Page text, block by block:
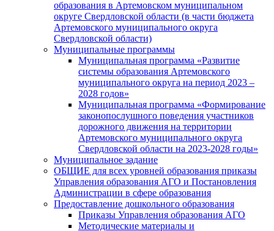
образования в Артемовском муниципальном
округе Свердловской области (в части бюджета
Артемовского муниципального округа
Свердловской области)
Муниципальные программы
Муниципальная программа «Развитие
системы образования Артемовского
муниципального округа на период 2023 –
2028 годов»
Муниципальная программа «Формирование
законопослушного поведения участников
дорожного движения на территории
Артемовского муниципального округа
Свердловской области на 2023-2028 годы»
Муниципальное задание
ОБЩИЕ для всех уровней образования приказы
Управления образования АГО и Постановления
Администрации в сфере образования
Предоставление дошкольного образования
Приказы Управления образования АГО
Методические материалы и